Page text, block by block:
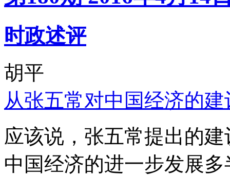
时政述评
胡平
从张五常对中国经济的
应该说，张五常提出的
中国经济的进一步发展